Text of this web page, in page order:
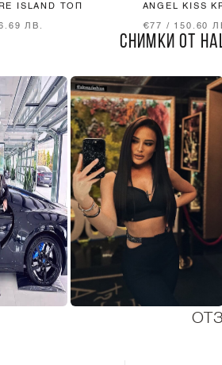
ISLAND ТОП
ЛВ.
ANGEL KISS
€77 / 150.60
СНИМКИ ОТ